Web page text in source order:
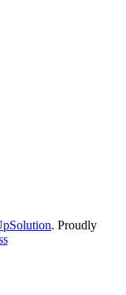
. Proudly